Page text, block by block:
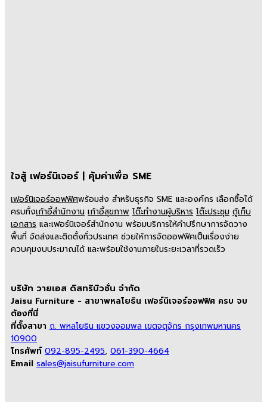
ใจสู้ เฟอร์นิเจอร์ | คุ้มค่าเพื่อ SME
เฟอร์นิเจอร์ออฟฟิศพร้อมส่ง สำหรับธุรกิจ SME และองค์กร เลือกซื้อได้
ครบทั้งเก้าอี้สำนักงาน เก้าอี้สุขภาพ โต๊ะทำงานผู้บริหาร โต๊ะประชุม ตู้เก็บ
เอกสาร และเฟอร์นิเจอร์สำนักงาน พร้อมบริการให้คำปรึกษาการจัดวาง
พื้นที่ จัดส่งและติดตั้งทั่วประเทศ ช่วยให้การจัดออฟฟิศเป็นเรื่องง่าย
ควบคุมงบประมาณได้ และพร้อมใช้งานภายในระยะเวลาที่รวดเร็ว
บริษัท วายเอส ดิสทริบิวชั่น จำกัด
Jaisu Furniture - สาขาพหลโยธิน เฟอร์นิเจอร์ออฟฟิศ ครบ จบ
ต้องที่นี่
ที่ตั้งสาขา ถ. พหลโยธิน แขวงจอมพล เขตจตุจักร กรุงเทพมหานคร
10900
โทรศัพท์ 092-895-2495, 061-390-4664
Email sales@jaisufurniture.com